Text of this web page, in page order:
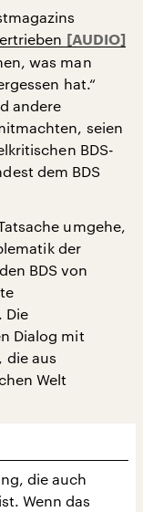
was man
hat.“
andere
seien
BDS-
dem BDS
umgehe,
der
BDS von
Die
Dialog mit
die aus
Welt
die auch
Wenn das